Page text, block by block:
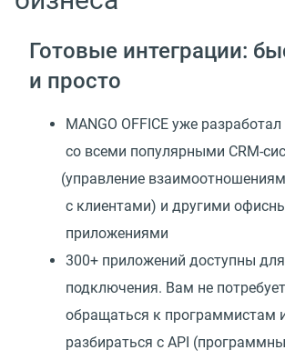
Готовые интеграции:
и просто
MANGO OFFICE уже
со всеми популярными CRM-
(управление
с клиентами) и другими
приложениями
300+ приложений доступны для
подключения. Вам не
обращаться к программистам
разбираться с API (